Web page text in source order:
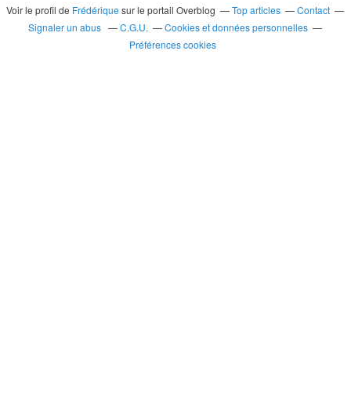
Voir le profil de Frédérique sur le portail Overblog Top articles
Contact
Signaler un abus
C.G.U.
Cookies et données personnelles
Préférences cookies